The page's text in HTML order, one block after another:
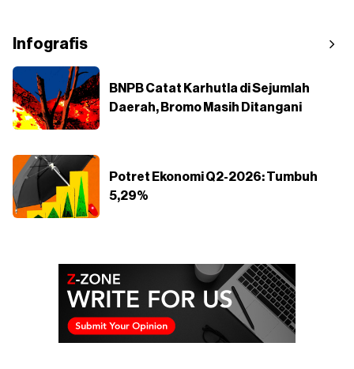
Infografis
BNPB Catat Karhutla di Sejumlah
Daerah, Bromo Masih Ditangani
Potret Ekonomi Q2-2026: Tumbuh
5,29%